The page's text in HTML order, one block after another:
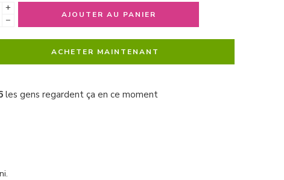
+
−
AJOUTER AU PANIER
ACHETER MAINTENANT
les gens regardent ça en ce moment